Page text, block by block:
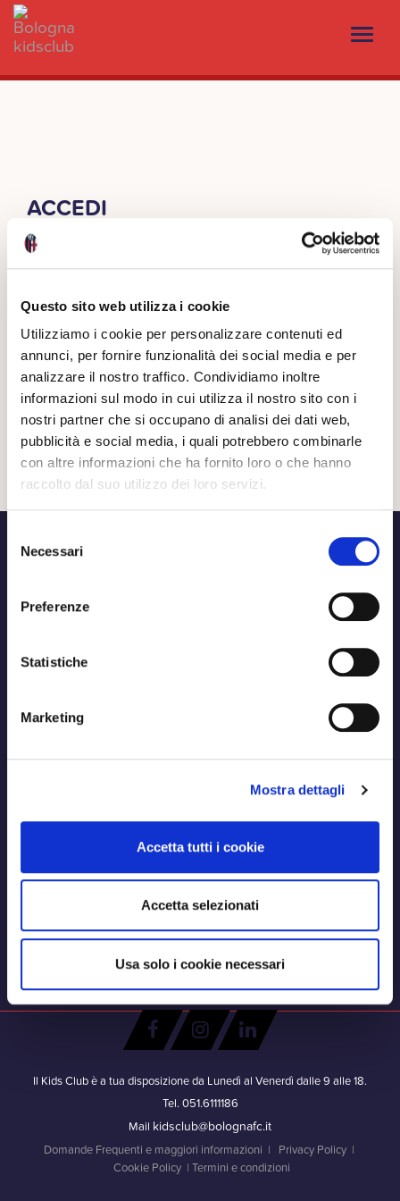
Questo sito web utilizza i cookie
Utilizziamo i cookie per personalizzare contenuti ed
annunci, per fornire funzionalità dei social media e per
analizzare il nostro traffico. Condividiamo inoltre
informazioni sul modo in cui utilizza il nostro sito con i
nostri partner che si occupano di analisi dei dati web,
pubblicità e social media, i quali potrebbero combinarle
con altre informazioni che ha fornito loro o che hanno
raccolto dal suo utilizzo dei loro servizi.
delNecessari
Preferenze
Statistiche
Marketing
Mostra dettagli
Accetta tutti i cookie
Accetta selezionati
Usa solo i cookie necessari
ACCEDI
Nome utente o indirizzo email
Password
Ricordami
Accedi
Registrati
Password dimenticata?
Il Kids Club è a tua disposizione da Lunedì al Venerdì dalle 9 alle 18.
Tel. 051.6111186
Mail kidsclub@bolognafc.it
Domande Frequenti e maggiori informazioni | Privacy Policy|
Cookie Policy| Termini e condizioni